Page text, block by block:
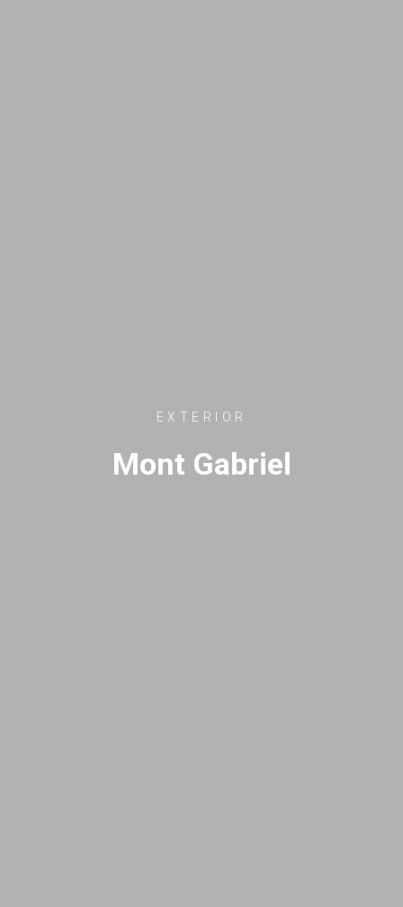
EXTERIOR
Mont Gabriel